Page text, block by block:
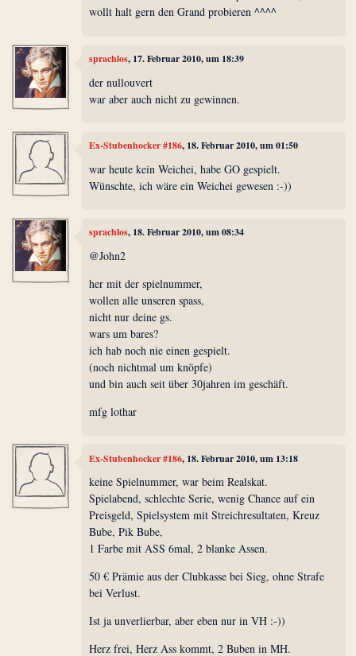
wollt halt gern den Grand probieren ^^^^
sprachlos, 17. Februar 2010, um 18:39
der nullouvert
war aber auch nicht zu gewinnen.
Ex-Stubenhocker #186, 18. Februar 2010, um 01:50
war heute kein Weichei, habe GO gespielt.
Wünschte, ich wäre ein Weichei gewesen :-))
sprachlos, 18. Februar 2010, um 08:34
@John2
her mit der spielnummer,
wollen alle unseren spass,
nicht nur deine gs.
wars um bares?
ich hab noch nie einen gespielt.
(noch nichtmal um knöpfe)
und bin auch seit über 30jahren im geschäft.
mfg lothar
Ex-Stubenhocker #186, 18. Februar 2010, um 13:18
keine Spielnummer, war beim Realskat.
Spielabend, schlechte Serie, wenig Chance auf ein
Preisgeld, Spielsystem mit Streichresultaten, Kreuz
Bube, Pik Bube,
1 Farbe mit ASS 6mal, 2 blanke Assen.
50 € Prämie aus der Clubkasse bei Sieg, ohne Strafe
bei Verlust.
Ist ja unverlierbar, aber eben nur in VH :-))
Herz frei, Herz Ass kommt, 2 Buben in MH.